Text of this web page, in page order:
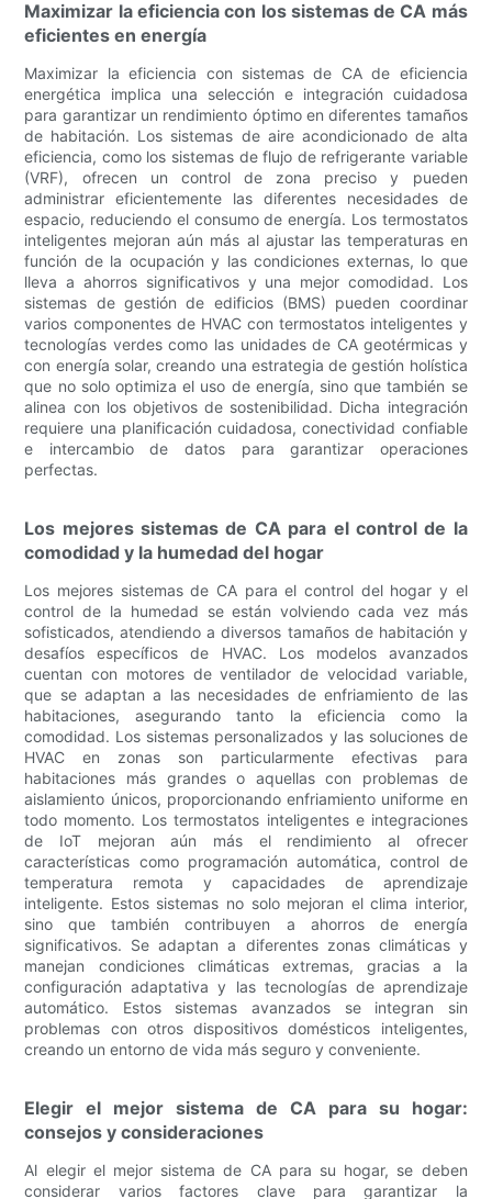
Maximizar la eficiencia con los sistemas de CA más
eficientes en energía
Maximizar la eficiencia con sistemas de CA de eficiencia
energética implica una selección e integración cuidadosa
para garantizar un rendimiento óptimo en diferentes tamaños
de habitación. Los sistemas de aire acondicionado de alta
eficiencia, como los sistemas de flujo de refrigerante variable
(VRF), ofrecen un control de zona preciso y pueden
administrar eficientemente las diferentes necesidades de
espacio, reduciendo el consumo de energía. Los termostatos
inteligentes mejoran aún más al ajustar las temperaturas en
función de la ocupación y las condiciones externas, lo que
lleva a ahorros significativos y una mejor comodidad. Los
sistemas de gestión de edificios (BMS) pueden coordinar
varios componentes de HVAC con termostatos inteligentes y
tecnologías verdes como las unidades de CA geotérmicas y
con energía solar, creando una estrategia de gestión holística
que no solo optimiza el uso de energía, sino que también se
alinea con los objetivos de sostenibilidad. Dicha integración
requiere una planificación cuidadosa, conectividad confiable
e intercambio de datos para garantizar operaciones
perfectas.
Los mejores sistemas de CA para el control de la
comodidad y la humedad del hogar
Los mejores sistemas de CA para el control del hogar y el
control de la humedad se están volviendo cada vez más
sofisticados, atendiendo a diversos tamaños de habitación y
desafíos específicos de HVAC. Los modelos avanzados
cuentan con motores de ventilador de velocidad variable,
que se adaptan a las necesidades de enfriamiento de las
habitaciones, asegurando tanto la eficiencia como la
comodidad. Los sistemas personalizados y las soluciones de
HVAC en zonas son particularmente efectivas para
habitaciones más grandes o aquellas con problemas de
aislamiento únicos, proporcionando enfriamiento uniforme en
todo momento. Los termostatos inteligentes e integraciones
de IoT mejoran aún más el rendimiento al ofrecer
características como programación automática, control de
temperatura remota y capacidades de aprendizaje
inteligente. Estos sistemas no solo mejoran el clima interior,
sino que también contribuyen a ahorros de energía
significativos. Se adaptan a diferentes zonas climáticas y
manejan condiciones climáticas extremas, gracias a la
configuración adaptativa y las tecnologías de aprendizaje
automático. Estos sistemas avanzados se integran sin
problemas con otros dispositivos domésticos inteligentes,
creando un entorno de vida más seguro y conveniente.
Elegir el mejor sistema de CA para su hogar:
consejos y consideraciones
Al elegir el mejor sistema de CA para su hogar, se deben
considerar varios factores clave para garantizar la